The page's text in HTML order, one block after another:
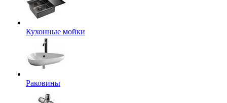
Кухонные мойки
Раковины